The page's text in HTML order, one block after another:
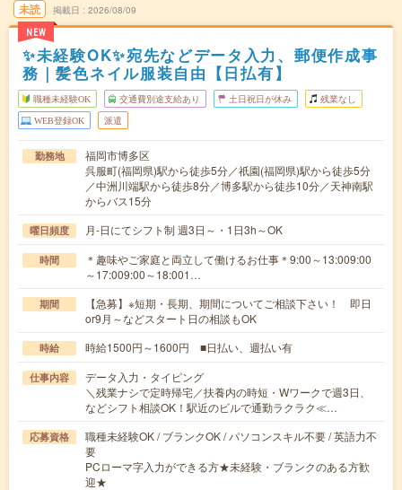
未読
NEW
掲載日 2026/08/09
✨未経験OK✨宛先などデータ入力、郵便作成事
務｜髪色ネイル服装自由【日払有】
職種未経験OK 交通費別途支給あり 土日祝日が休み 残業なし
WEB登録OK 派遣
勤務地
福岡市博多区
呉服町(福岡県)駅から徒歩5分／祇園(福岡県)駅から徒歩5分
／中洲川端駅から徒歩8分／博多駅から徒歩10分／天神南駅
からバス15分
曜日頻度 月-日にてシフト制 週3日～・1日3h～OK
時間
＊趣味やご家庭と両立して働けるお仕事＊9:00～13:009:00
～17:009:00～18:001…
期間
【急募】※短期・長期、期間についてご相談下さい！ 即日
or9月～などスタート日の相談もOK
時給 時給1500円～1600円 ■日払い、週払い有
仕事内容
データ入力・タイピング
＼残業ナシで定時帰宅／扶養内の時短・Wワークで週3日、
などシフト相談OK！駅近のビルで通勤ラクラク≪…
応募資格
職種未経験OK / ブランクOK / パソコンスキル不要 / 英語力不
要
PCローマ字入力ができる方★未経験・ブランクのある方歓
迎★